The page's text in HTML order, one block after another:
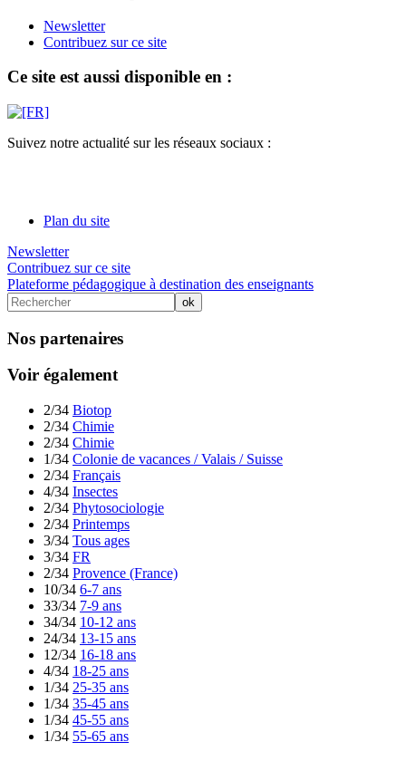
Newsletter
Contribuez sur ce site
Ce site est aussi disponible en :
Suivez notre actualité sur les réseaux sociaux :
Plan du site
Newsletter
Contribuez sur ce site
Plateforme pédagogique à destination des enseignants
Nos partenaires
Voir également
2/34 Biotop
2/34 Chimie
2/34 Chimie
1/34 Colonie de vacances / Valais / Suisse
2/34 Français
4/34 Insectes
2/34 Phytosociologie
2/34 Printemps
3/34 Tous ages
3/34 FR
2/34 Provence (France)
10/34 6-7 ans
33/34 7-9 ans
34/34 10-12 ans
24/34 13-15 ans
12/34 16-18 ans
4/34 18-25 ans
1/34 25-35 ans
1/34 35-45 ans
1/34 45-55 ans
1/34 55-65 ans